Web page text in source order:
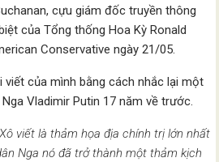
cựu giám đốc truyền thông
của Tổng thống Hoa Kỳ Ronald
Conservative ngày 21/05.
viết của mình bằng cách nhắc lại một
Vladimir Putin 17 năm về trước.
viết là thảm họa địa chính trị lớn nhất
Nga nó đã trở thành một thảm kịch